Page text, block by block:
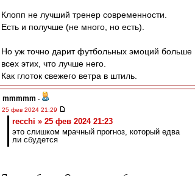
Клопп не лучший тренер современности.
Есть и получше (не много, но есть).
Но уж точно дарит футбольных эмоций больше
всех этих, что лучше него.
Как глоток свежего ветра в штиль.
mmmmm -
25 фев 2024 21:29
recchi » 25 фев 2024 21:23
это слишком мрачный прогноз, который едва
ли сбудется